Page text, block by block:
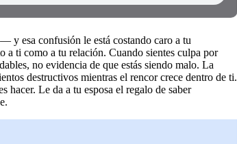
y esa confusión le está costando caro a tu
a ti como a tu relación. Cuando sientes culpa por
no evidencia de que estás siendo malo. La
destructivos mientras el rencor crece dentro de ti.
hacer. Le da a tu esposa el regalo de saber